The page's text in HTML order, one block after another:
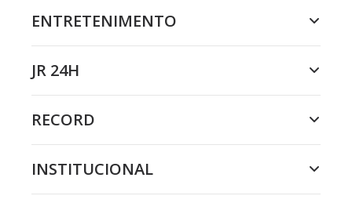
ENTRETENIMENTO
JR 24H
RECORD
INSTITUCIONAL